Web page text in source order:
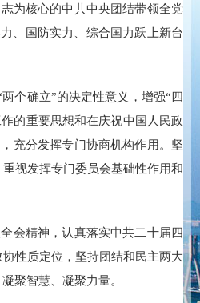
为核心的中共中央团结带领全党
、国防实力、综合国力跃上新台
个确立”的决定性意义，增强“四
的重要思想和在庆祝中国人民政
充分发挥专门协商机构作用。坚
视发挥专门委员会基础性作用和
会精神，认真落实中共二十届四
性质定位，坚持团结和民主两大
聚智慧、凝聚力量。